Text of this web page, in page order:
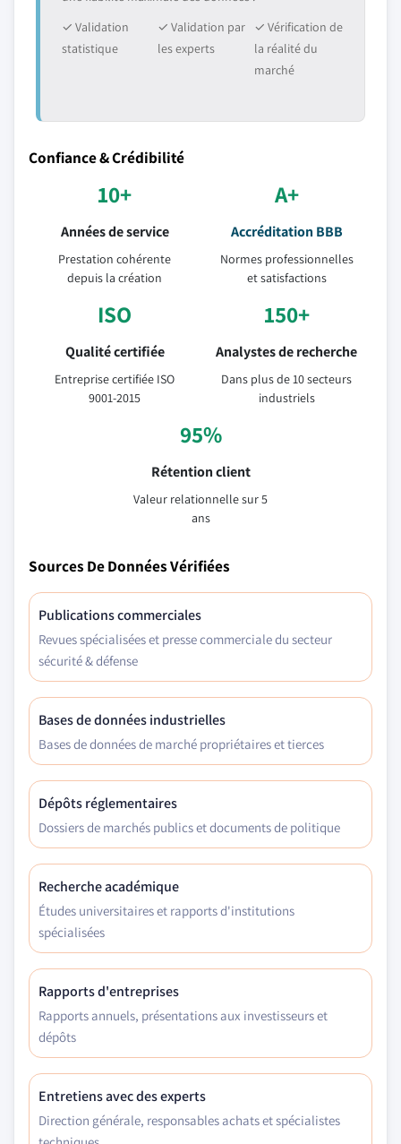
✓ Validation
statistique
✓ Validation par
les experts
✓ Vérification de
la réalité du
marché
Confiance & Crédibilité
10+
Années de service
Prestation cohérente
depuis la création
A+
Accréditation BBB
Normes professionnelles
et satisfactions
ISO
Qualité certifiée
Entreprise certifiée ISO
9001-2015
150+
Analystes de recherche
Dans plus de 10 secteurs
industriels
95%
Rétention client
Valeur relationnelle sur 5
ans
Sources De Données Vérifiées
Publications commerciales
Revues spécialisées et presse commerciale du secteur
sécurité & défense
Bases de données industrielles
Bases de données de marché propriétaires et tierces
Dépôts réglementaires
Dossiers de marchés publics et documents de politique
Recherche académique
Études universitaires et rapports d'institutions
spécialisées
Rapports d'entreprises
Rapports annuels, présentations aux investisseurs et
dépôts
Entretiens avec des experts
Direction générale, responsables achats et spécialistes